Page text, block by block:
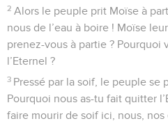
2 Alors le peuple prit Moïse à
nous de l’eau à boire ! Moïse
prenez-vous à partie ? Pourquoi
l’Eternel ?
3 Pressé par la soif, le peuple
Pourquoi nous as-tu fait quitter
faire mourir de soif ici, nous,